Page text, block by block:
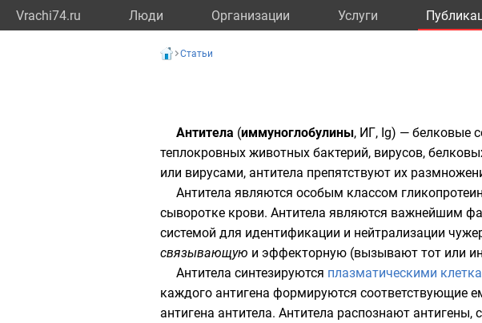
Vrachi74.ru Люди Организации Услуги
Статьи
Антитела (иммуноглобулины, ИГ, Ig) — белковые
теплокровных животных бактерий, вирусов,
или вирусами, антитела препятствуют их
Антитела являются особым классом
сыворотке крови. Антитела являются важнейшим
системой для идентификации и нейтрализации
связывающую и эффекторную (вызывают тот или
Антитела синтезируются плазматическими
каждого антигена формируются соответствующие
антигена антитела. Антитела распознают